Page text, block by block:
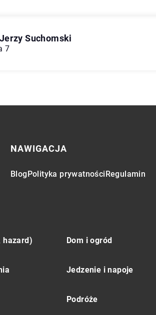
Suchomski
7
NAWIGACJA
BlogPolityka prywatnościRegulamin
hazard) Dom i ogród
Jedzenie i napoje
Podróże